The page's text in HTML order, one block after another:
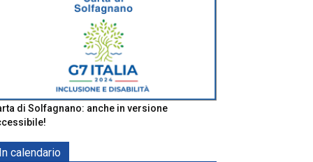
di Solfagnano: anche in versione
In calendario